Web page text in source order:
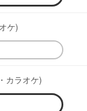
ケ)
カラオケ)